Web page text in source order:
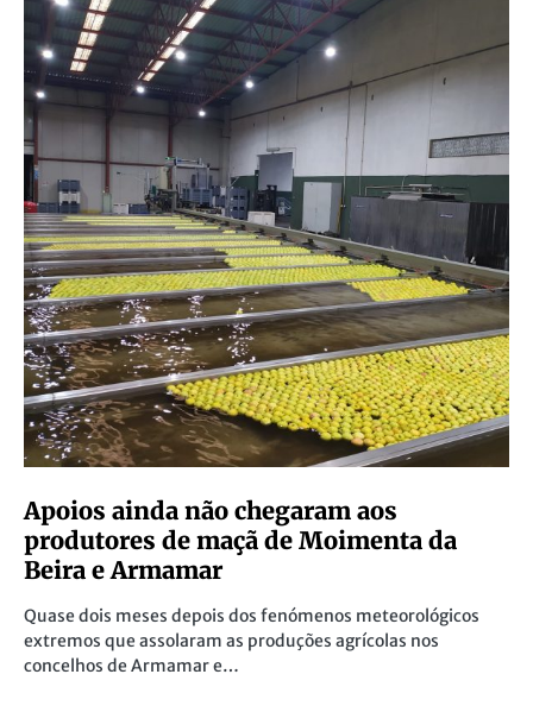
Apoios ainda não chegaram aos
produtores de maçã de Moimenta da
Beira e Armamar
Quase dois meses depois dos fenómenos meteorológicos
extremos que assolaram as produções agrícolas nos
concelhos de Armamar e…